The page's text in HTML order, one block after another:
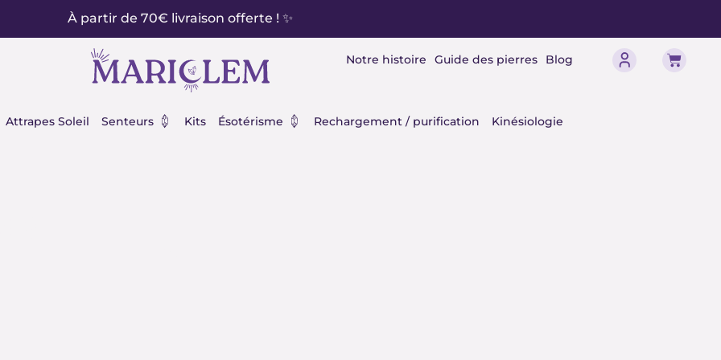
À partir de 70€ livraison offerte ! ✨
Notre histoire Guide des pierres Blog Panier
Attrapes Soleil Senteurs Ouvrir Senteurs
Kits Ésotérisme Ouvrir Ésotérisme
Rechargement / purification Kinésiologie